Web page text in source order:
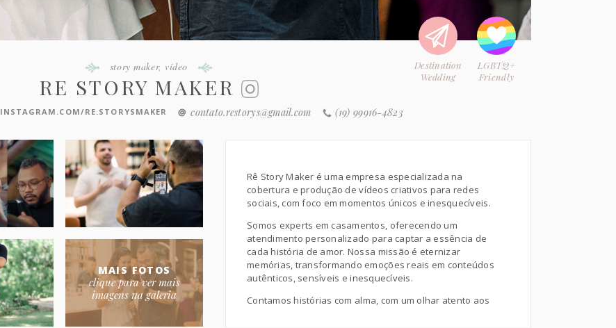
Destination
Wedding
LGBTQ+
Friendly
story maker, vídeo
RE STORY MAKER
INSTAGRAM.COM/RE.STORYSMAKER contato.restorys@gmail.com (19) 99916-4823
MAIS FOTOS
clique para ver mais
imagens na galeria
Rê Story Maker é uma empresa especializada na
cobertura e produção de vídeos criativos para redes
sociais, com foco em momentos únicos e inesquecíveis.
Somos experts em casamentos, oferecendo um
atendimento personalizado para captar a essência de
cada história de amor. Nossa missão é eternizar
memórias, transformando emoções reais em conteúdos
autênticos, sensíveis e inesquecíveis.
Contamos histórias com alma, com um olhar atento aos